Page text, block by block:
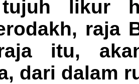
likur
raja
itu,
dari dalam